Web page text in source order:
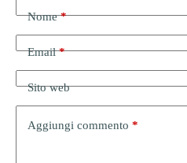
Nome*
Email*
Sito web
Aggiungi commento *